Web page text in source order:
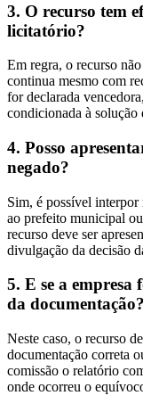
3. O recurso tem
licitatório?
Em regra, o recurso
continua mesmo com
for declarada
condicionada à solução
4. Posso
negado?
Sim, é possível
ao prefeito municipal
recurso deve ser
divulgação da decisão
5. E se a
da documentação?
Neste caso, o recurso
documentação correta
comissão o relatório
onde ocorreu o